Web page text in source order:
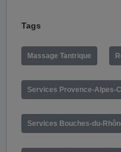
Tags
Massage Tantrique
Services Provence-Alpes-
Services Bouches-du-